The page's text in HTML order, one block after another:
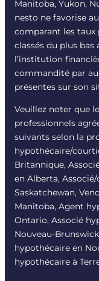
Manitoba, Yukon,
nesto ne favorise
comparant les taux
classés du plus bas
l’institution
commandité par
présentes sur son
Veuillez noter que
professionnels
suivants selon la
hypothécaire/
Britannique,
en Alberta,
Saskatchewan,
Manitoba, Agent
Ontario, Associé
Nouveau-
hypothécaire en
hypothécaire à